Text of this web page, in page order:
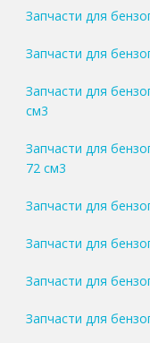
Запчасти для
Запчасти для
Запчасти для
см3
Запчасти для
72 см3
Запчасти для
Запчасти для
Запчасти для
Запчасти для